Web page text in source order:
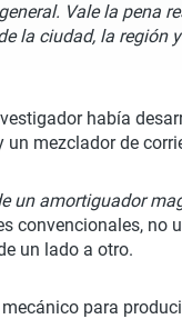
Vale la pena
la ciudad, la región
había
mezclador de
un amortiguador
convencionales,
un lado a otro.
para